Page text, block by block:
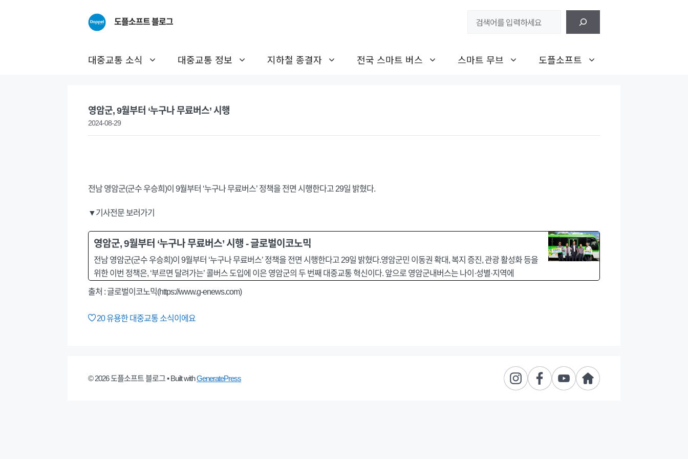
도플소프트 블로그
대중교통 소식 대중교통 정보 지하철 종결자 전국 스마트 버스 스마트 무브 도플소프트
영암군, 9월부터 ‘누구나 무료버스’ 시행
2024-08-29
전남 영암군(군수 우승희)이 9월부터 ‘누구나 무료버스’ 정책을 전면 시행한다고 29일 밝혔다.
▼기사전문 보러가기
영암군, 9월부터 ‘누구나 무료버스’ 시행 - 글로벌이코노믹
전남 영암군(군수 우승희)이 9월부터 ‘누구나 무료버스’ 정책을 전면 시행한다고 29일 밝혔다.영암군민 이동권 확대, 복지 증진, 관광 활성화 등을
위한 이번 정책은, ‘부르면 달려가는’ 콜버스 도입에 이은 영암군의 두 번째 대중교통 혁신이다. 앞으로 영암군내버스는 나이·성별·지역에
출처 : 글로벌이코노믹(https://www.g-enews.com)
20유용한 대중교통 소식이에요
© 2026 도플소프트 블로그• Built withGeneratePress